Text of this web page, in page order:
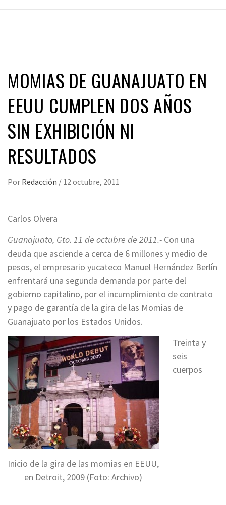
MOMIAS DE GUANAJUATO EN
EEUU CUMPLEN DOS AÑOS
SIN EXHIBICIÓN NI
RESULTADOS
Por Redacción / 12 octubre, 2011
Carlos Olvera
Guanajuato, Gto. 11 de octubre de 2011.- Con una
deuda que asciende a cerca de 6 millones y medio de
pesos, el empresario yucateco Manuel Hernández Berlín
enfrentará una segunda demanda por parte del
gobierno capitalino, por el incumplimiento de contrato
y pago de garantía de la gira de las Momias de
Guanajuato por los Estados Unidos.
Inicio de la gira de las momias en EEUU,
en Detroit, 2009 (Foto: Archivo)
Treinta y
seis
cuerpos